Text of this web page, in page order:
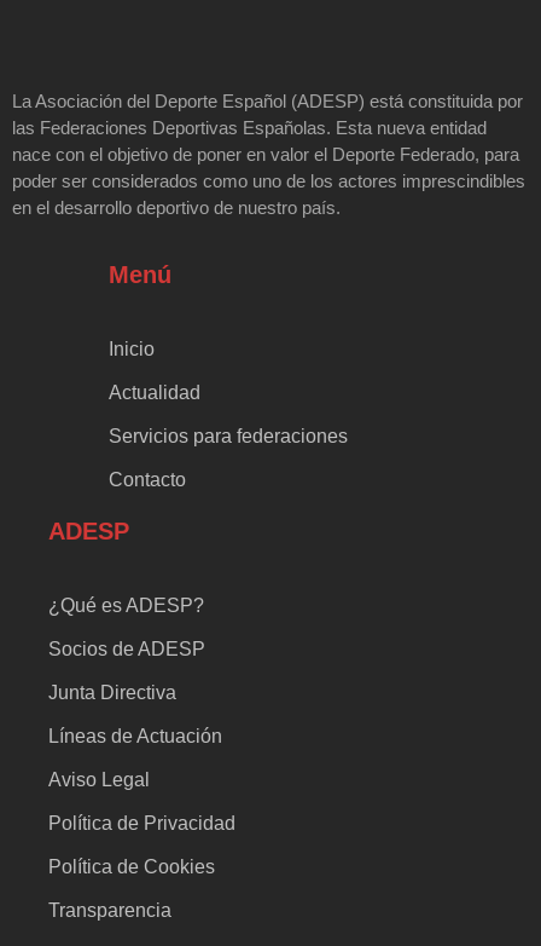
La Asociación del Deporte Español (ADESP) está constituida por
las Federaciones Deportivas Españolas. Esta nueva entidad
nace con el objetivo de poner en valor el Deporte Federado, para
poder ser considerados como uno de los actores imprescindibles
en el desarrollo deportivo de nuestro país.
Menú
Inicio
Actualidad
Servicios para federaciones
Contacto
ADESP
¿Qué es ADESP?
Socios de ADESP
Junta Directiva
Líneas de Actuación
Aviso Legal
Política de Privacidad
Política de Cookies
Transparencia